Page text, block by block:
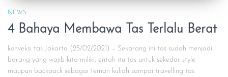
NEWS
4 Bahaya Membawa Tas Terlalu Berat
konveksi tas Jakarta (25/02/2021) – Sekarang ini tas sudah menjadi
barang yang wajib kita miliki, entah itu tas untuk sekedar style
maupun backpack sebagai teman kuliah sampai travelling tas